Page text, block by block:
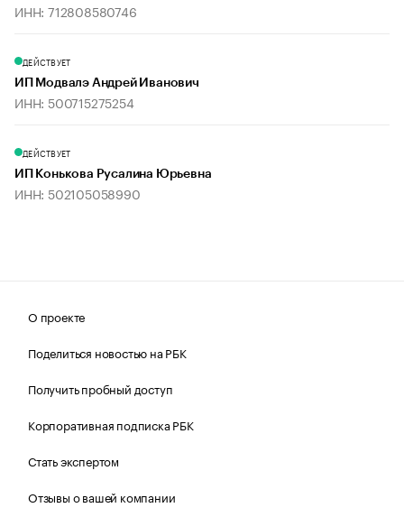
ИНН: 712808580746
ДЕЙСТВУЕТ
ИП Модвалэ Андрей Иванович
ИНН: 500715275254
ДЕЙСТВУЕТ
ИП Конькова Русалина Юрьевна
ИНН: 502105058990
О проекте
Поделиться новостью на РБК
Получить пробный доступ
Корпоративная подписка РБК
Стать экспертом
Отзывы о вашей компании